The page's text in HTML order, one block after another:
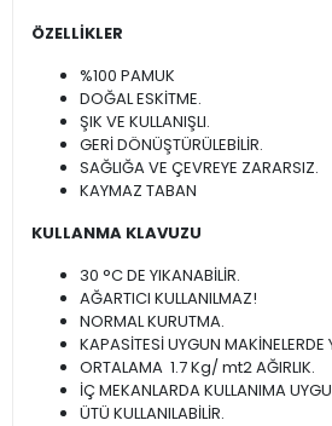
ÖZELLİKLER
%100 PAMUK
DOĞAL ESKİTME.
ŞIK VE KULLANIŞLI.
GERİ DÖNÜŞTÜRÜLEBİLİR.
SAĞLIĞA VE ÇEVREYE ZARARSIZ.
KAYMAZ TABAN
KULLANMA KLAVUZU
30 °C DE YIKANABİLİR.
AĞARTICI KULLANILMAZ!
NORMAL KURUTMA.
KAPASİTESİ UYGUN MAKİNELERDE
ORTALAMA 1.7 Kg/ mt2 AĞIRLIK.
İÇ MEKANLARDA KULLANIMA
ÜTÜ KULLANILABİLİR.